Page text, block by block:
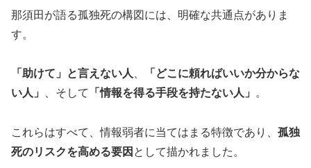
那須田が語る孤独死の構図には、明確な共通点がありま
す。
「助けて」と言えない人
「どこに頼ればいいか分からな
い人」
、そして 「情報を得る手段を持たない人」 。
これらはすべて、情報弱者に当てはまる特徴であり、 孤独
死のリスクを高める要因 として描かれました。